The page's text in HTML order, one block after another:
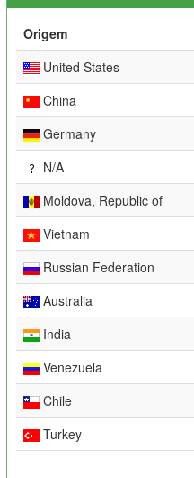
Origem
United States
China
Germany
N/A
Moldova, Republic of
Vietnam
Russian Federation
Australia
India
Venezuela
Chile
Turkey